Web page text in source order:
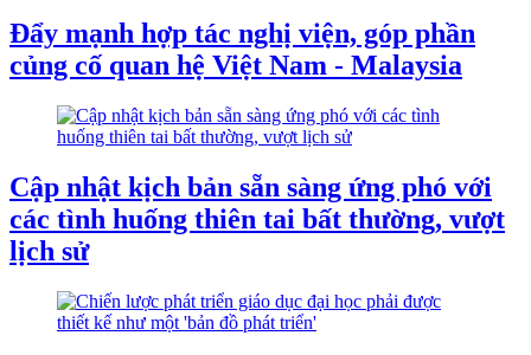
Đẩy mạnh hợp tác nghị viện, góp phần
củng cố quan hệ Việt Nam - Malaysia
Cập nhật kịch bản sẵn sàng ứng phó với
các tình huống thiên tai bất thường, vượt
lịch sử